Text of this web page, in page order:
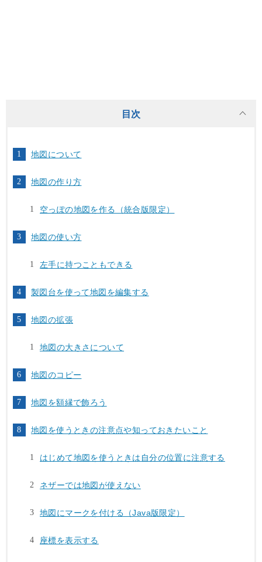
目次
地図について
地図の作り方
空っぽの地図を作る（統合版限定）
地図の使い方
左手に持つこともできる
製図台を使って地図を編集する
地図の拡張
地図の大きさについて
地図のコピー
地図を額縁で飾ろう
地図を使うときの注意点や知っておきたいこと
はじめて地図を使うときは自分の位置に注意する
ネザーでは地図が使えない
地図にマークを付ける（Java版限定）
座標を表示する